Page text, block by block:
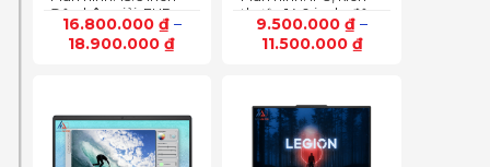
16.800.000 ₫–
18.900.000₫
Độ phân giải: FHD+
(1920 x 1200 px)
9.500.000₫ –
11.500.000 ₫
thước 14.0 inch, độ
phân giải Full HD
(1920 x 1080)